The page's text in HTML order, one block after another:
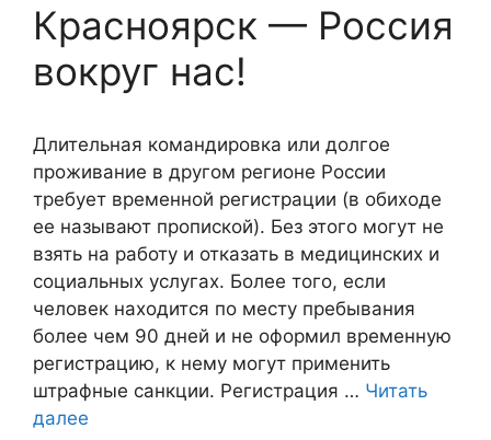
Красноярск — Россия
вокруг нас!
Длительная командировка или долгое
проживание в другом регионе России
требует временной регистрации (в обиходе
ее называют пропиской). Без этого могут не
взять на работу и отказать в медицинских и
социальных услугах. Более того, если
человек находится по месту пребывания
более чем 90 дней и не оформил временную
регистрацию, к нему могут применить
штрафные санкции. Регистрация … Читать
далее